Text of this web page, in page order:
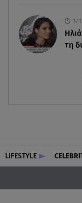
τη
LIFESTYLE